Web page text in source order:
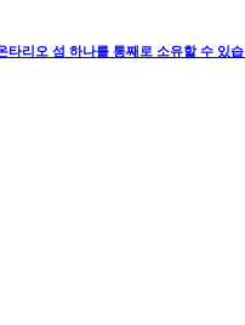
타리오 섬 하나를 통째로 소유할 수 있